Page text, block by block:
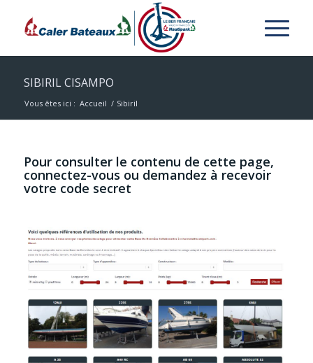
SIBIRIL CISAMPO
Vous êtes ici : Accueil / Sibiril
Pour consulter le contenu de cette page,
connectez-vous ou demandez à recevoir
votre code secret